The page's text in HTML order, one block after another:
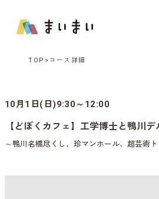
TOP コース詳細
10月1日(日)9:30～12:00
【どぼくカフェ】工学博士と鴨川
～鴨川名橋尽くし、珍マンホール、超芸術